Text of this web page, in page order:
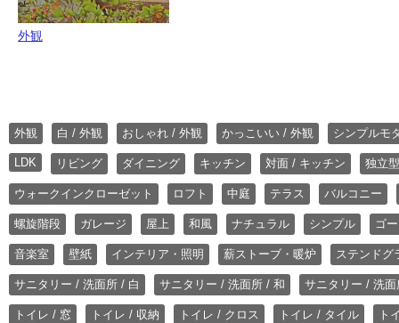
外観
外観 白 / 外観 おしゃれ / 外観 かっこいい / 外観 シンプルモ
LDK リビング ダイニング キッチン 対面 / キッチン 独立
ウォークインクローゼット ロフト 中庭 テラス バルコニー
螺旋階段 ガレージ 屋上 和風 ナチュラル シンプル ゴ
音楽室 壁紙 インテリア・照明 薪ストーブ・暖炉 ステンドグ
サニタリー / 洗面所 / 白 サニタリー / 洗面所 / 和 サニタリー / 洗
トイレ / 窓 トイレ / 収納 トイレ / クロス トイレ / タイル ト